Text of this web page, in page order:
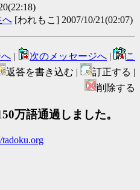
へ [われもこ] 2007/10/21(02:07)
| 次のメッセージへ |
こ
返答を書き込む |
訂正する |
削除する
万語通過しました。
tadoku.org